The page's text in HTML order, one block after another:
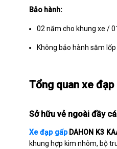
Bảo hành:
02 năm cho khung xe /
Không bảo hành săm
Tổng quan xe
Sở hữu vẻ ngoài đầy
Xe đạp gấpDAHON K3
khung hợp kim nhôm, bộ